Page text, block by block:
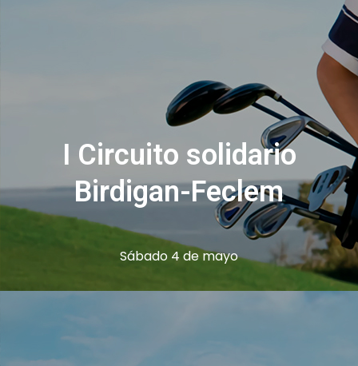
I Circuito solidario
Birdigan-Feclem
Sábado 4 de mayo